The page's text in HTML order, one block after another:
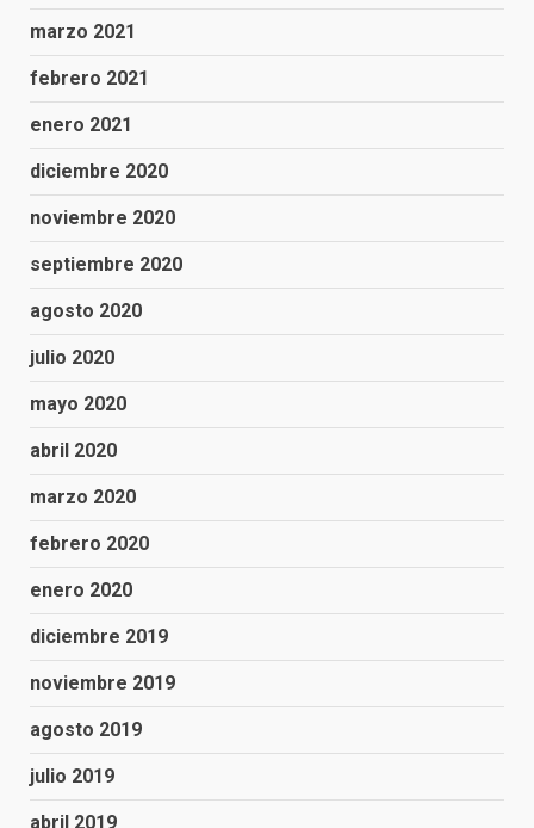
marzo 2021
febrero 2021
enero 2021
diciembre 2020
noviembre 2020
septiembre 2020
agosto 2020
julio 2020
mayo 2020
abril 2020
marzo 2020
febrero 2020
enero 2020
diciembre 2019
noviembre 2019
agosto 2019
julio 2019
abril 2019